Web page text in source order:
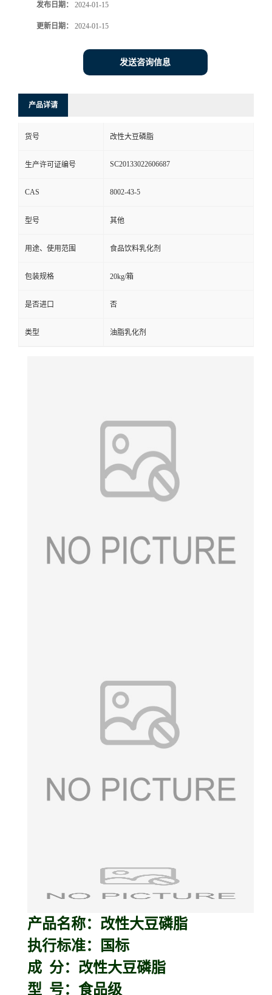
发布日期： 2024-01-15
更新日期： 2024-01-15
发送咨询信息
产品详请
货号 改性大豆磷脂
生产许可证编号 SC20133022606687
CAS 8002-43-5
型号 其他
用途、使用范围 食品饮料乳化剂
包装规格 20kg/箱
是否进口 否
类型 油脂乳化剂
产品名称：改性大豆磷脂
执行标准：国标
成 分：改性大豆磷脂
型 号：食品级